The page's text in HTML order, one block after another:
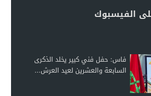
الفيسبوك
فاس: حفل فني كبير يخلد الذكرى
السابعة والعشرين لعيد العرش...